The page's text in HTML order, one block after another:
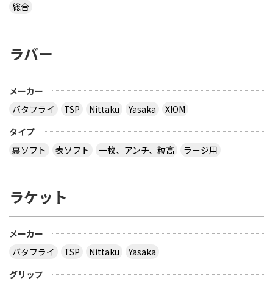
３月２８日～島根県で行われた全国中学選抜卓球大
会で販売されていた 背面に「loved table
tennis~」と書かれたデザインTシャツ どこで購入
多分大会Ｔシャツでしょう。 どこでも売ってないの
では？ その会場でしか買えませんので、 最後の方
はサイズごとに売り切れになるので、 欲しい場合は
午前中に購入した方が良いでしょう。 県大会より上
で、出られなくても見に行くといいと思います。
総合
ラバー
メーカー
バタフライ
TSP Nittaku Yasaka
XIOM
タイプ
裏ソフト
表ソフト 一枚、アンチ、粒高 ラージ用
ラケット
メーカー
バタフライ
TSP Nittaku
Yasaka
グリップ